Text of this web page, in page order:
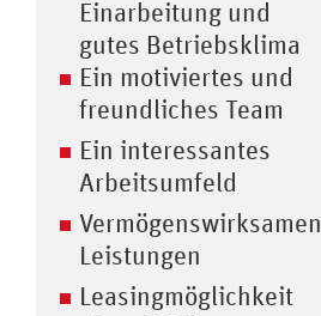
Einarbeitung und
gutes Betriebsklima
Ein motiviertes und
freundliches Team
Ein interessantes
Arbeitsumfeld
Vermögenswirksamen
Leistungen
Leasingmöglichkeit